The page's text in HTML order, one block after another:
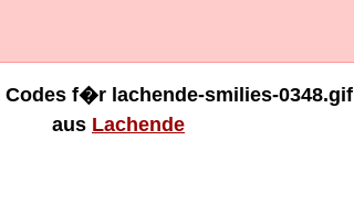
Codes f�r lachende-smilies-0348.gif
aus Lachende